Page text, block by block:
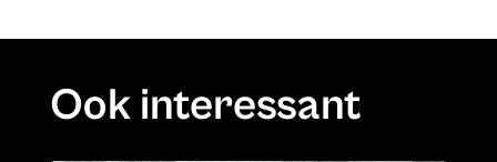
Ook interessant